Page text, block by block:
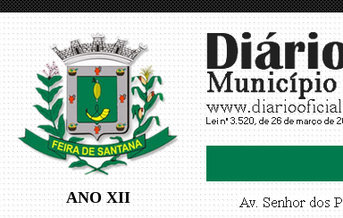
ANO XII